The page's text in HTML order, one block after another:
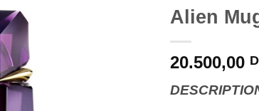
Alien
20.500,00